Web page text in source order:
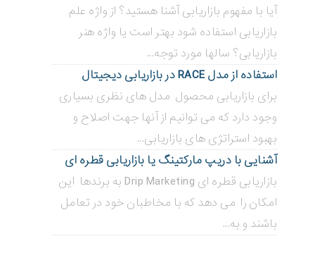
آیا با مفهوم بازاریابی آشنا هستید؟ از واژه علم
بازاریابی استفاده شود بهتر است یا واژه هنر
بازاریابی؟ سالها مورد توجه...
استفاده از مدل RACE در بازاریابی دیجیتال
برای بازاریابی محصول مدل های نظری بسیاری
وجود دارد که می توانیم از آنها جهت اصلاح و
بهبود استراتژی های بازاریابی...
آشنایی با دریپ مارکتینگ یا بازاریابی قطره ای
بازاریابی قطره ای Drip Marketing به برندها این
امکان را می دهد که با مخاطبان خود در تعامل
باشند و به...